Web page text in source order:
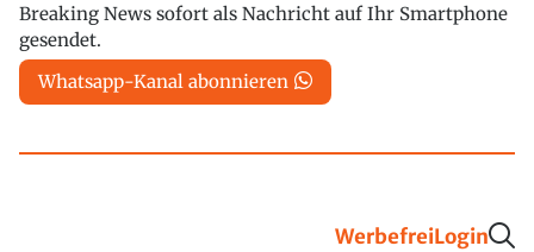
Breaking News sofort als Nachricht auf Ihr Smartphone
gesendet.
Whatsapp-Kanal abonnieren
WerbefreiLogin